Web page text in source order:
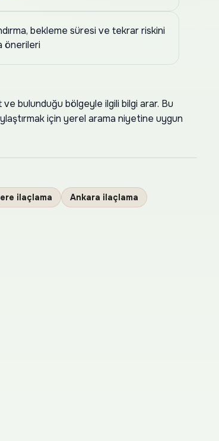
bekleme süresi ve tekrar riskini
önerileri
ve bulunduğu bölgeyle ilgili bilgi arar. Bu
için yerel arama niyetine uygun
ilaçlama Ankara ilaçlama